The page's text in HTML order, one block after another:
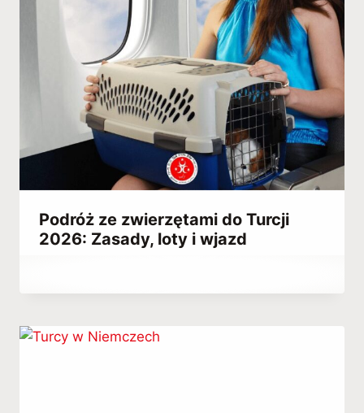
Podróż ze zwierzętami do Turcji
2026: Zasady, loty i wjazd